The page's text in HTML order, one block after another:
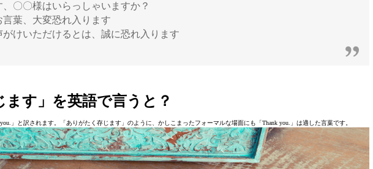
、〇〇様はいらっしゃいますか？
言葉、大変恐れ入ります
がけいただけるとは、誠に恐れ入ります
ます」を英語で言うと？
」と訳されます。「ありがたく存じます」のように、かしこまったフォーマルな場面にも「Thank you.」は適した言葉です。